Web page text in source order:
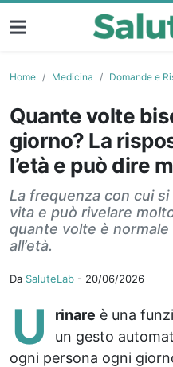
Home Medicina Domande e
Quante volte
giorno? La
l’età e può dire
La frequenza con cui
vita e può rivelare
quante volte è
all’età.
Da SaluteLab - 20/06/2026
U rinare è una
un gesto
ogni persona ogni